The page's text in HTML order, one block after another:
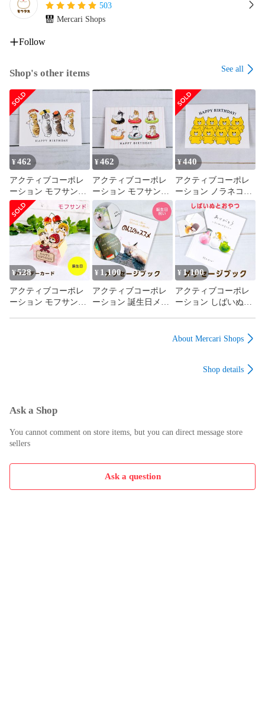
503
Mercari Shops
Follow
Shop's other items See all
¥462
アクティブコーポレ
ーション モフサンド
ポップアップバース
デーカード「HAPPY
BIRTHDAY」 寿司に
ゃん F06-GM-73
¥462
アクティブコーポレ
ーション モフサンド
ポップアップバース
デーカード「HAPPY
BIRTHDAY」 スイー
ツ F06-GM-72
¥440
アクティブコーポレ
ーション ノラネコぐ
んだん バースデーカ
ード「HAPPY
BIRTHDAY」 E04-
GL-39
¥528
アクティブコーポレ
ーション モフサンド
¥ 1,100
アクティブコーポレ
ーション 誕生日メッ
¥ 1,100
アクティブコーポレ
ーション しばいぬと
ク ありがとう～たい
About Mercari Shops
Shop details
Ask a Shop
You cannot comment on store items, but you can direct message store
sellers
Ask a question